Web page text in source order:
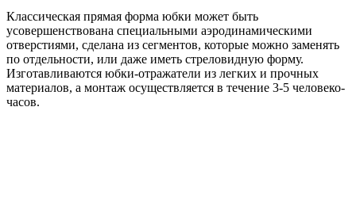
Классическая прямая форма юбки может быть
усовершенствована специальными аэродинамическими
отверстиями, сделана из сегментов, которые можно заменять
по отдельности, или даже иметь стреловидную форму.
Изготавливаются юбки-отражатели из легких и прочных
материалов, а монтаж осуществляется в течение 3-5 человеко-
часов.